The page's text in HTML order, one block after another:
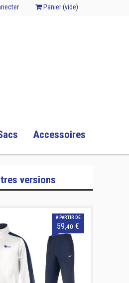
Panier (vide)
Accessoires
versions
À PARTIR DE
59 ,40 €